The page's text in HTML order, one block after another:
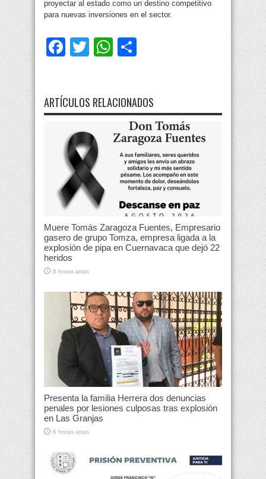
proyectar al estado como un destino competitivo
para nuevas inversiones en el sector.
Facebook
TwitterWhatsApp
ARTÍCULOS RELACIONADOS
Muere Tomás Zaragoza Fuentes, Empresario
gasero de grupo Tomza, empresa ligada a la
explosión de pipa en Cuernavaca que dejó 22
heridos
6 horas atras
Presenta la familia Herrera dos denuncias
penales por lesiones culposas tras explosión
en Las Granjas
6 horas atras